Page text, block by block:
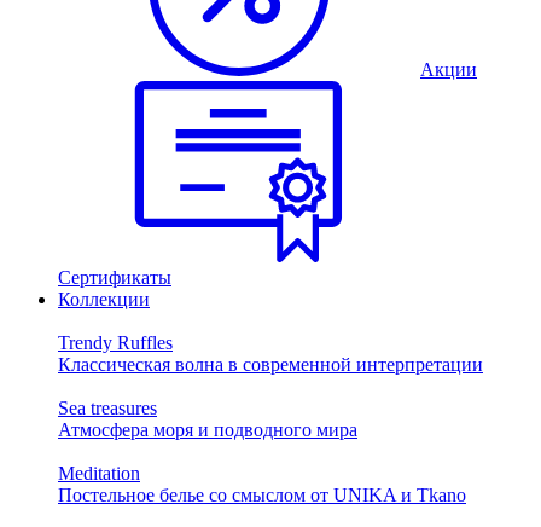
Акции
Сертификаты
Коллекции
Trendy Ruffles
Классическая волна в современной интерпретации
Sea treasures
Атмосфера моря и подводного мира
Meditation
Постельное белье со смыслом от UNIKA и Tkano